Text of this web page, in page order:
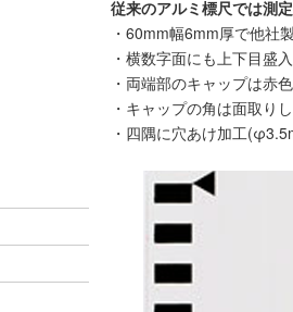
従来のアルミ標尺では測
・60mm幅6mm厚で他社
・横数字面にも上下目盛
・両端部のキャップは赤
・キャップの角は面取り
・四隅に穴あけ加工